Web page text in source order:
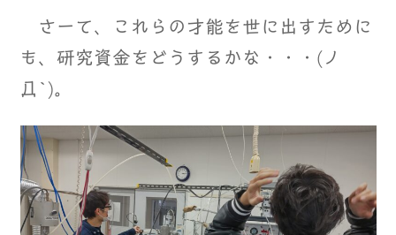
さーて、これらの才能を世に出すために
も、研究資金をどうするかな・・・(ノ
Д`)。